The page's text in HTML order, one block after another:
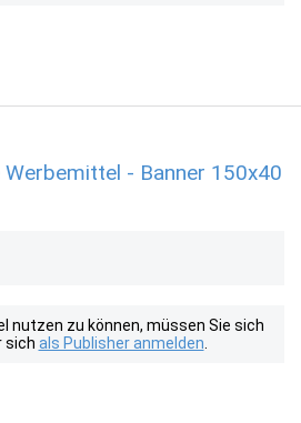
- Banner 150x40
nutzen zu können, müssen Sie sich
sich als Publisher anmelden